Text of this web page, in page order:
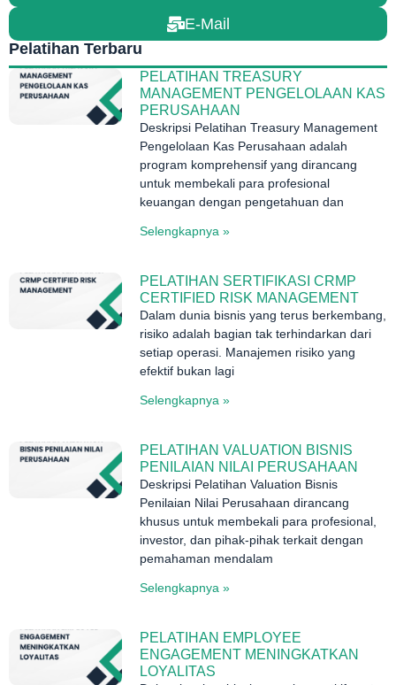
E-Mail
Pelatihan Terbaru
PELATIHAN TREASURY
MANAGEMENT PENGELOLAAN KAS
PERUSAHAAN
Deskripsi Pelatihan Treasury Management
Pengelolaan Kas Perusahaan adalah
program komprehensif yang dirancang
untuk membekali para profesional
keuangan dengan pengetahuan dan
Selengkapnya »
PELATIHAN SERTIFIKASI CRMP
CERTIFIED RISK MANAGEMENT
Dalam dunia bisnis yang terus berkembang,
risiko adalah bagian tak terhindarkan dari
setiap operasi. Manajemen risiko yang
efektif bukan lagi
Selengkapnya »
PELATIHAN VALUATION BISNIS
PENILAIAN NILAI PERUSAHAAN
Deskripsi Pelatihan Valuation Bisnis
Penilaian Nilai Perusahaan dirancang
khusus untuk membekali para profesional,
investor, dan pihak-pihak terkait dengan
pemahaman mendalam
Selengkapnya »
PELATIHAN EMPLOYEE
ENGAGEMENT MENINGKATKAN
LOYALITAS